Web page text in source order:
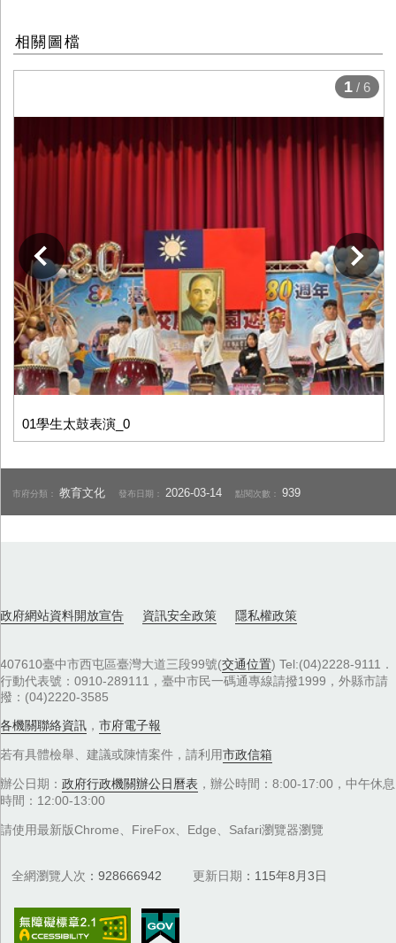
相關圖檔
01學生太鼓表演_0
下一張
1 / 6
市府分類：教育文化 發布日期： 2026-03-14 點閱次數：939
政府網站資料開放宣告 資訊安全政策 隱私權政策
407610臺中市西屯區臺灣大道三段99號(交通位置) Tel:(04)2228-9111．
行動代表號：0910-289111，臺中市民一碼通專線請撥1999，外縣市請
撥：(04)2220-3585
各機關聯絡資訊 ， 市府電子報
若有具體檢舉、建議或陳情案件，請利用市政信箱
辦公日期： 政府行政機關辦公日曆表 ，辦公時間：8:00-17:00，中午休息
時間：12:00-13:00
請使用最新版Chrome、FireFox、Edge、Safari瀏覽器瀏覽
全網瀏覽人次 928666942 更新日期 115年8月3日